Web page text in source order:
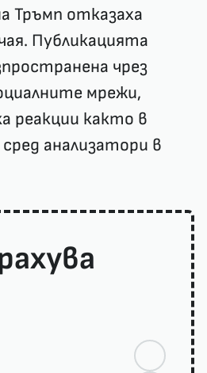
Тръмп отказаха
Публикацията
чрез
мрежи,
реакции както в
анализатори в